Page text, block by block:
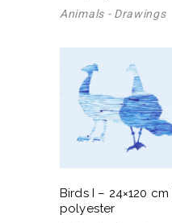
Animals - Drawings
Birds I – 24×120
polyester